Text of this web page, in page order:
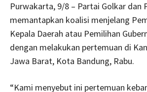
Purwakarta, 9/8 – Partai Golkar dan
memantapkan koalisi menjelang
Kepala Daerah atau Pemilihan
dengan melakukan pertemuan di
Jawa Barat, Kota Bandung, Rabu.
“Kami menyebut ini pertemuan